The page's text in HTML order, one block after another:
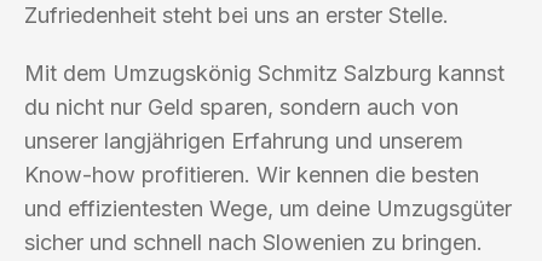
Zufriedenheit steht bei uns an erster Stelle.
Mit dem Umzugskönig Schmitz Salzburg kannst
du nicht nur Geld sparen, sondern auch von
unserer langjährigen Erfahrung und unserem
Know-how profitieren. Wir kennen die besten
und effizientesten Wege, um deine Umzugsgüter
sicher und schnell nach Slowenien zu bringen.